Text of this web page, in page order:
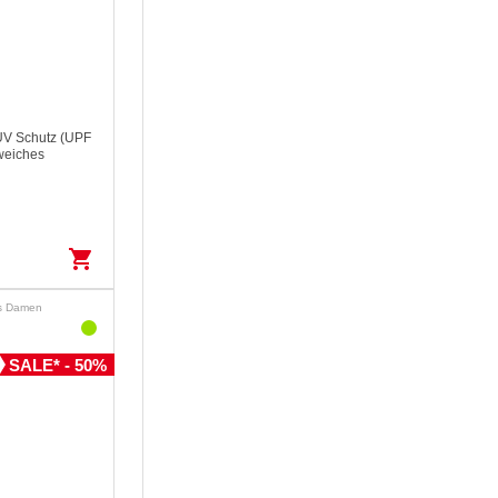
Schutz (UPF
shopping_cart
Damen
SALE* - 50%